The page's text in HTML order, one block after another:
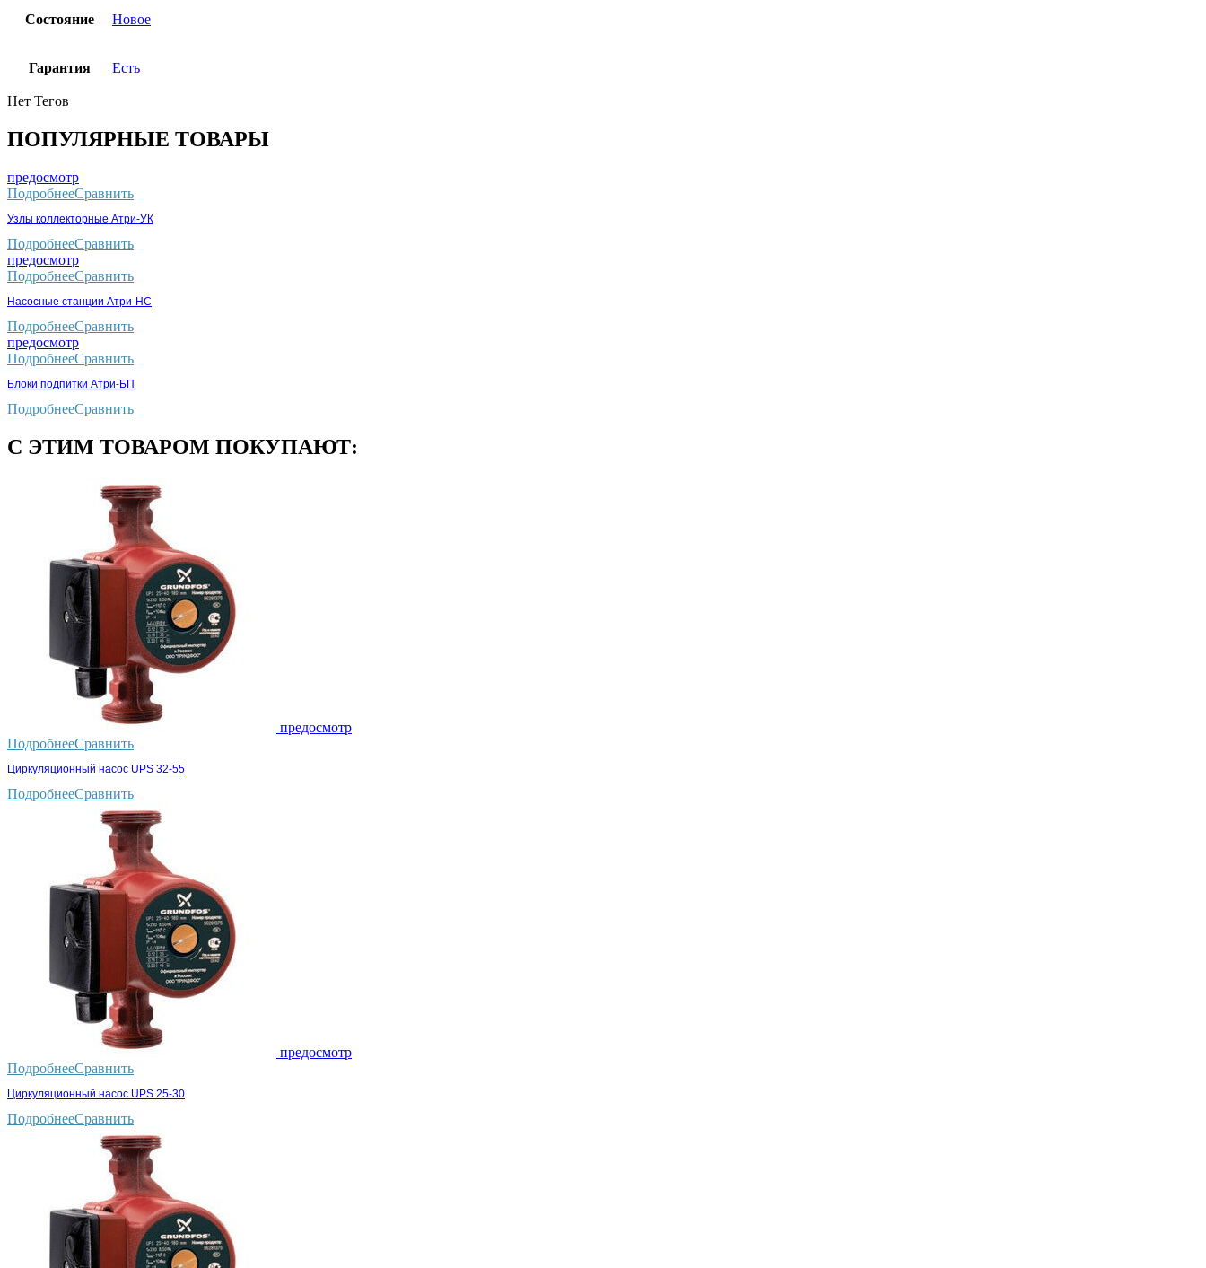
Состояние Новое
Гарантия Есть
Нет Тегов
ПОПУЛЯРНЫЕ ТОВАРЫ
предосмотр
ПодробнееСравнить
Узлы коллекторные Атри-УК
ПодробнееСравнить
предосмотр
ПодробнееСравнить
Насосные станции Атри-НС
ПодробнееСравнить
предосмотр
ПодробнееСравнить
Блоки подпитки Атри-БП
ПодробнееСравнить
С ЭТИМ ТОВАРОМ ПОКУПАЮТ:
предосмотр
ПодробнееСравнить
Циркуляционный насос UPS 32-55
ПодробнееСравнить
предосмотр
ПодробнееСравнить
Циркуляционный насос UPS 25-30
ПодробнееСравнить